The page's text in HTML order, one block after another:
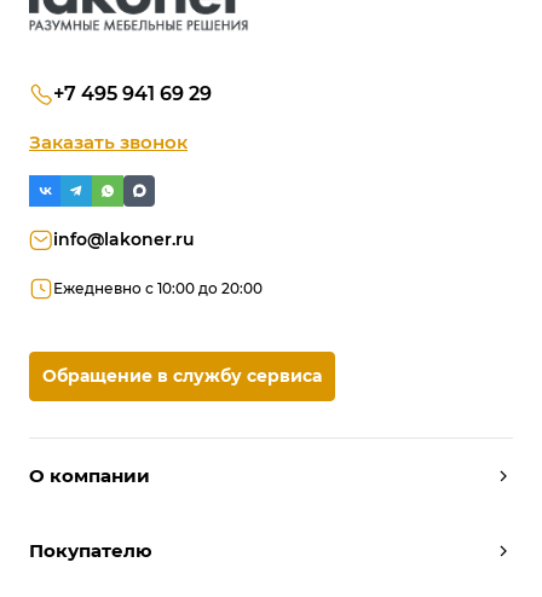
О компании
Условия работы
Покупателю
+7 495 941 69 29
Заказать звонок
info@lakoner.ru
Ежедневно с 10:00 до 20:00
Обращение в службу сервиса